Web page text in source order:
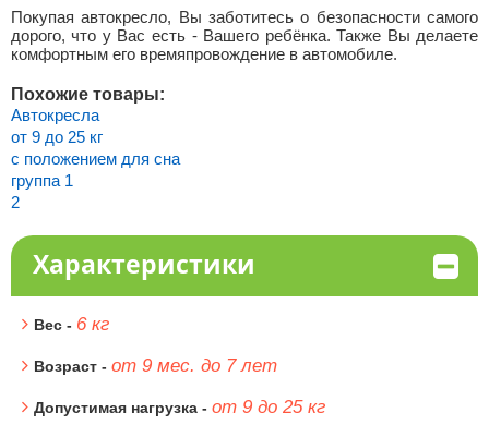
Покупая автокресло, Вы заботитесь о безопасности самого
дорого, что у Вас есть - Вашего ребёнка. Также Вы делаете
комфортным его времяпровождение в автомобиле.
Похожие товары:
Автокресла
от 9 до 25 кг
с положением для сна
группа 1
2
Характеристики
Вес - 6 кг
Возраст - от 9 мес. до 7 лет
Допустимая нагрузка - от 9 до 25 кг